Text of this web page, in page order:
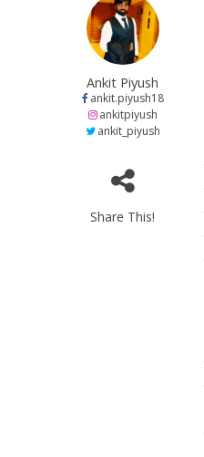
Ankit Piyush
ankit.piyush18
ankitpiyush
ankit_piyush
Share This!